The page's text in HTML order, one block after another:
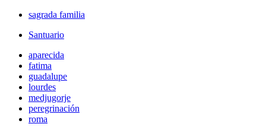
sagrada familia
Santuario
aparecida
fatima
guadalupe
lourdes
medjugorje
peregrinación
roma